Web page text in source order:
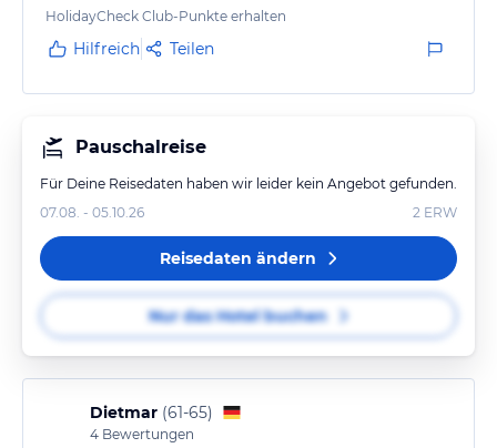
HolidayCheck Club-Punkte erhalten
Hilfreich Teilen
Pauschalreise
Für Deine Reisedaten haben wir leider kein Angebot gefunden.
07.08. - 05.10.26
2 ERW
Reisedaten ändern
Nur das Hotel buchen
Dietmar (61-65)
4 Bewertungen